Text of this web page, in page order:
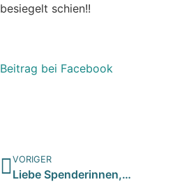
besiegelt schien!!
Beitrag bei Facebook
VORIGER
Liebe Spenderinnen,…